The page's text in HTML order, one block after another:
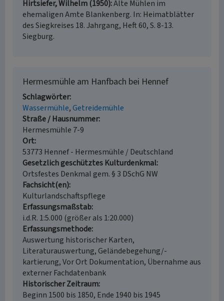
Hirtsiefer, Wilhelm (1950) Alte Mühlen im
ehemaligen Amte Blankenberg. In: Heimatblätter
des Siegkreises 18. Jahrgang, Heft 60, S. 8-13.
Siegburg.
Hermesmühle am Hanfbach bei Hennef
Schlagwörter
Wassermühle Getreidemühle
Straße / Hausnummer
Hermesmühle 7-9
Ort
53773 Hennef - Hermesmühle / Deutschland
Gesetzlich geschütztes Kulturdenkmal
Ortsfestes Denkmal gem. § 3 DSchG NW
Fachsicht(en)
Kulturlandschaftspflege
Erfassungsmaßstab
i.d.R. 1:5.000 (größer als 1:20.000)
Erfassungsmethode
Auswertung historischer Karten,
Literaturauswertung, Geländebegehung/-
kartierung, Vor Ort Dokumentation, Übernahme aus
externer Fachdatenbank
Historischer Zeitraum
Beginn 1500 bis 1850, Ende 1940 bis 1945